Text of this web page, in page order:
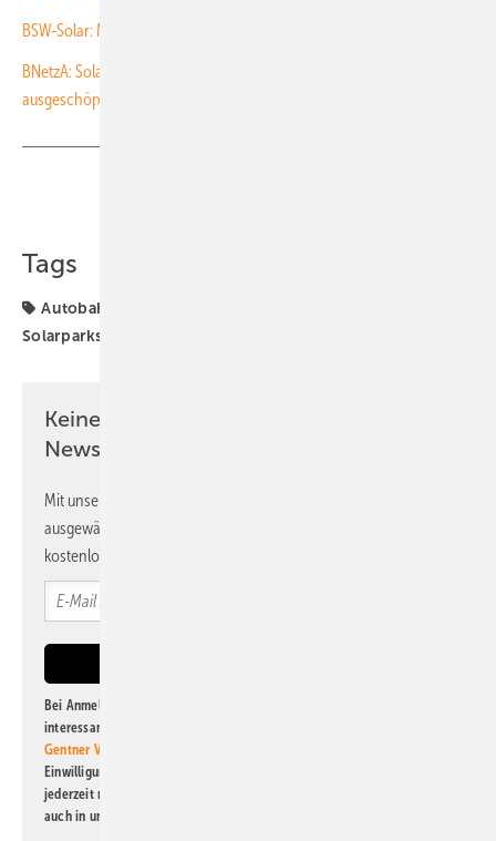
BSW-Solar: Mehr Photovoltaik erfordert weniger Hemmnisse
BNetzA: Solarauktion für Gebäude und Lärmschutzwände nicht
ausgeschöpft
Tags
Autobahn
Solarparks
Keine Zeit? Kein Problem mit dem PV
Newsletter!
Mit unserem Newsletter erhalten Sie regelmäßig von uns
ausgewählte Informationen und Neuigkeiten, gebündelt und
kostenlos direkt ins Postfach.
Bei Anmeldung zu diesem Newsletter bin ich damit einverstanden, über
interessante Verlags- und Online-Angebote
Gentner Verlag GmbH & Co. KG
Einwilligung kann ich jederzeit widerrufen und eine Abmeldung ist
jederzeit möglich. Informationen zum Umgang mit Daten finden Sie
auch in unserer